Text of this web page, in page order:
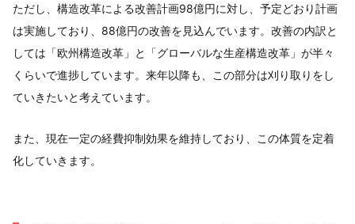
ただし、構造改革による改善計画98億円に対し、予定どおり計画
は実施しており、88億円の改善を見込んでいます。改善の内訳と
しては「欧州構造改革」と「グローバルな生産構造改革」が半々
くらいで進捗しています。来年以降も、この部分は刈り取りをし
ていきたいと考えています。
また、現在一定の経費抑制効果を維持しており、この体質を定着
化していきます。